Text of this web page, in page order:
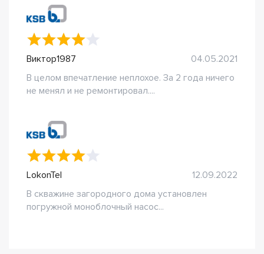
Виктор1987
04.05.2021
В целом впечатление неплохое. За 2 года ничего
не менял и не ремонтировал....
LokonTel
12.09.2022
В скважине загородного дома установлен
погружной моноблочный насос...